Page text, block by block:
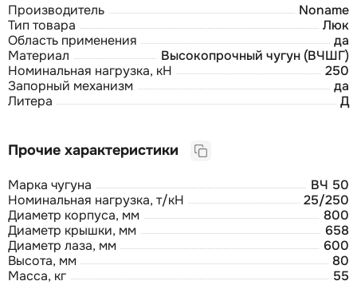
Производитель
Noname
Тип товара
Люк
Область применения
да
Материал
Высокопрочный чугун (ВЧШГ)
Номинальная нагрузка, кН
250
Запорный механизм
да
Литера
Д
Прочие характеристики
Марка чугуна
ВЧ 50
Номинальная нагрузка, т/кН
25/250
Диаметр корпуса, мм
800
Диаметр крышки, мм
658
Диаметр лаза, мм
600
Высота, мм
80
Масса, кг
55